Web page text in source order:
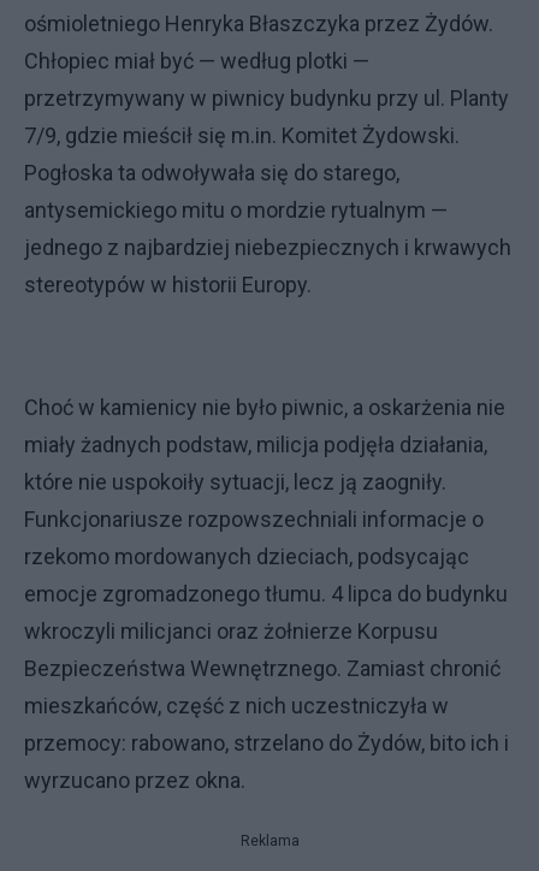
ośmioletniego Henryka Błaszczyka przez Żydów.
Chłopiec miał być — według plotki —
przetrzymywany w piwnicy budynku przy ul. Planty
7/9, gdzie mieścił się m.in. Komitet Żydowski.
Pogłoska ta odwoływała się do starego,
antysemickiego mitu o mordzie rytualnym —
jednego z najbardziej niebezpiecznych i krwawych
stereotypów w historii Europy.
Choć w kamienicy nie było piwnic, a oskarżenia nie
miały żadnych podstaw, milicja podjęła działania,
które nie uspokoiły sytuacji, lecz ją zaogniły.
Funkcjonariusze rozpowszechniali informacje o
rzekomo mordowanych dzieciach, podsycając
emocje zgromadzonego tłumu. 4 lipca do budynku
wkroczyli milicjanci oraz żołnierze Korpusu
Bezpieczeństwa Wewnętrznego. Zamiast chronić
mieszkańców, część z nich uczestniczyła w
przemocy: rabowano, strzelano do Żydów, bito ich i
wyrzucano przez okna.
Reklama